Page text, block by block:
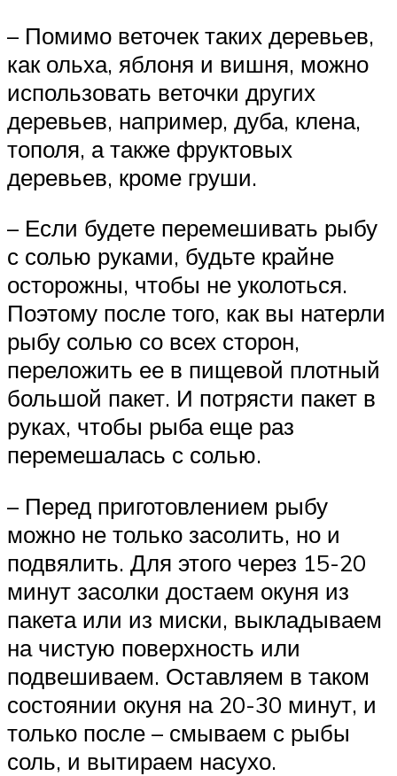
– Помимо веточек таких деревьев,
как ольха, яблоня и вишня, можно
использовать веточки других
деревьев, например, дуба, клена,
тополя, а также фруктовых
деревьев, кроме груши.
– Если будете перемешивать рыбу
с солью руками, будьте крайне
осторожны, чтобы не уколоться.
Поэтому после того, как вы натерли
рыбу солью со всех сторон,
переложить ее в пищевой плотный
большой пакет. И потрясти пакет в
руках, чтобы рыба еще раз
перемешалась с солью.
– Перед приготовлением рыбу
можно не только засолить, но и
подвялить. Для этого через 15-20
минут засолки достаем окуня из
пакета или из миски, выкладываем
на чистую поверхность или
подвешиваем. Оставляем в таком
состоянии окуня на 20-30 минут, и
только после – смываем с рыбы
соль, и вытираем насухо.